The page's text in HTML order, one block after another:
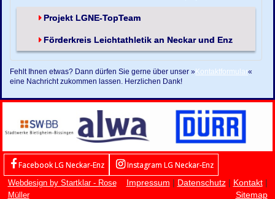
Projekt LGNE-TopTeam
Förderkreis Leichtathletik an Neckar und Enz
Fehlt Ihnen etwas? Dann dürfen Sie gerne über unser »Kontaktformular«
eine Nachricht zukommen lassen. Herzlichen Dank!
Facebook LG Neckar-Enz Instagram LG Neckar-Enz
Webdesign by Startklar - Rose
Müller
Impressum | Datenschutz| Kontakt|
Sitemap